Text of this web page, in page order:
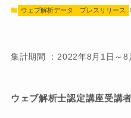
ウェブ解析データ プレスリリース
集計期間 ：2022年8月1日～8
ウェブ解析士認定講座受講